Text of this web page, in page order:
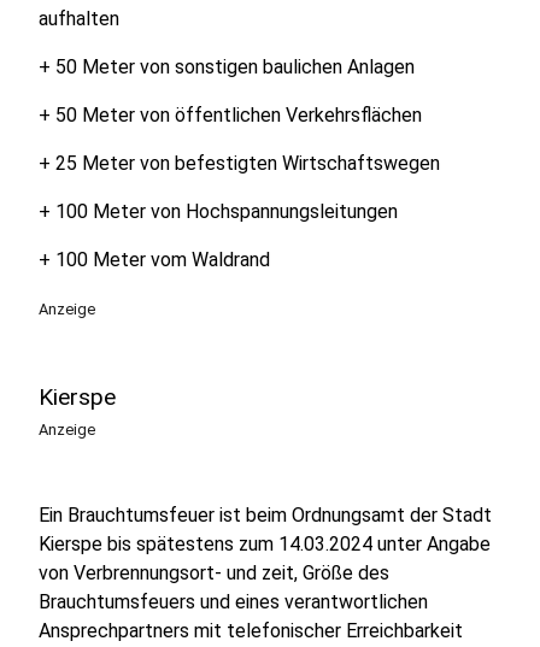
aufhalten
+ 50 Meter von sonstigen baulichen Anlagen
+ 50 Meter von öffentlichen Verkehrsflächen
+ 25 Meter von befestigten Wirtschaftswegen
+ 100 Meter von Hochspannungsleitungen
+ 100 Meter vom Waldrand
Anzeige
Kierspe
Anzeige
Ein Brauchtumsfeuer ist beim Ordnungsamt der Stadt
Kierspe bis spätestens zum 14.03.2024 unter Angabe
von Verbrennungsort- und zeit, Größe des
Brauchtumsfeuers und eines verantwortlichen
Ansprechpartners mit telefonischer Erreichbarkeit